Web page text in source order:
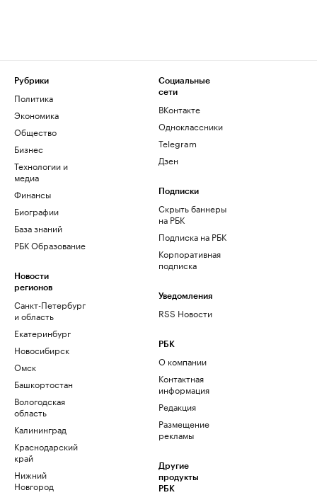
Рубрики
Политика
Экономика
Общество
Бизнес
Технологии и
медиа
Финансы
Биографии
База знаний
РБК Образование
Новости
регионов
Санкт-Петербург
и область
Екатеринбург
Новосибирск
Омск
Башкортостан
Вологодская
область
Калининград
Краснодарский
край
Нижний
Новгород
Социальные
сети
ВКонтакте
Одноклассники
Telegram
Дзен
Подписки
Скрыть баннеры
на РБК
Подписка на РБК
Корпоративная
подписка
Уведомления
RSS Новости
РБК
О компании
Контактная
информация
Редакция
Размещение
рекламы
Другие
продукты
РБК